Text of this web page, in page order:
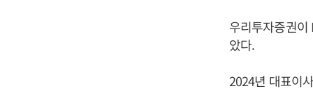
우리투자증권
았다.
2024년 대표이